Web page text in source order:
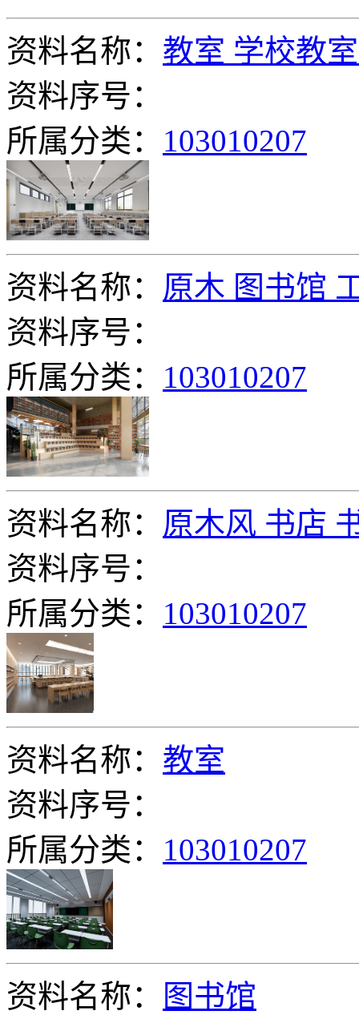
资料名称： 教室 学校教
资料序号：
所属分类： 103010207
资料名称： 原木 图书馆
资料序号：
所属分类： 103010207
资料名称： 原木风 书店
资料序号：
所属分类： 103010207
资料名称： 教室
资料序号：
所属分类： 103010207
资料名称：
图书馆